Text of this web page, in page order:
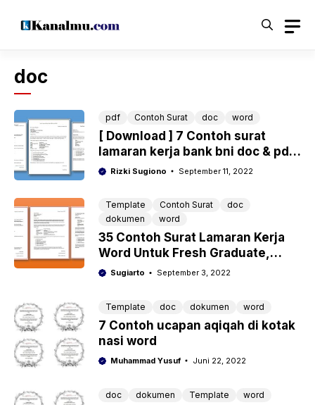
doc
pdf Contoh Surat doc word
[ Download ] 7 Contoh surat
lamaran kerja bank bni doc & pdf
lengkap
Rizki Sugiono September 11, 2022
Template Contoh Surat
doc
dokumen
word
35 Contoh Surat Lamaran Kerja
Word Untuk Fresh Graduate,
Guru, PT, BUMN dan Instansi
Sugiarto September 3, 2022
Template doc dokumen word
7 Contoh ucapan aqiqah di kotak
nasi word
Muhammad Yusuf Juni 22, 2022
doc dokumen Template word